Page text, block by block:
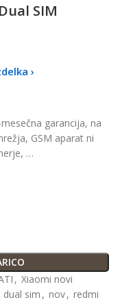
SIM
›
garancija, na
GSM aparat ni
…
, Xiaomi novi
dual sim , nov, redmi